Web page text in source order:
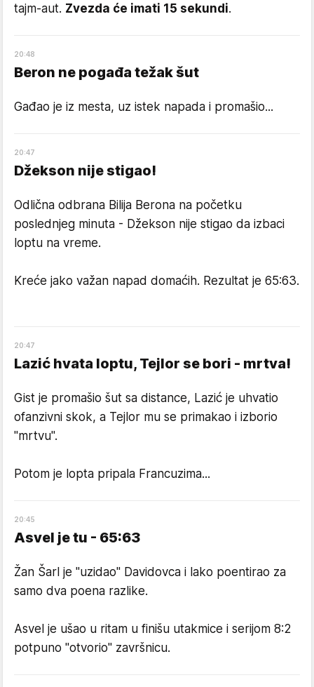
tajm-aut. Zvezda će imati 15 sekundi.
20:48
Beron ne pogađa težak šut
Gađao je iz mesta, uz istek napada i promašio...
20:47
Džekson nije stigao!
Odlična odbrana Bilija Berona na početku
poslednjeg minuta - Džekson nije stigao da izbaci
loptu na vreme.
Kreće jako važan napad domaćih. Rezultat je 65:63.
20:47
Lazić hvata loptu, Tejlor se bori - mrtva!
Gist je promašio šut sa distance, Lazić je uhvatio
ofanzivni skok, a Tejlor mu se primakao i izborio
"mrtvu".
Potom je lopta pripala Francuzima...
20:45
Asvel je tu - 65:63
Žan Šarl je "uzidao" Davidovca i lako poentirao za
samo dva poena razlike.
Asvel je ušao u ritam u finišu utakmice i serijom 8:2
potpuno "otvorio" završnicu.